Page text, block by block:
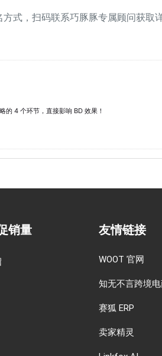
式，扫码联系巧豚豚专属顾问获取
的 4 个环节，直接影响 BD 效果！
销量 友情链接
WOOT 官网
知无不言跨境
赛狐 ERP
卖家精灵